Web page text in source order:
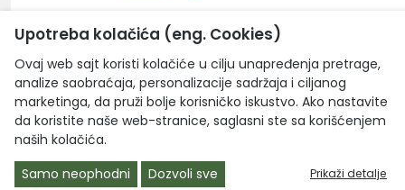
Upotreba kolačića (eng. Cookies)
Ovaj web sajt koristi kolačiće u cilju unapređenja pretrage,
analize saobraćaja, personalizacije sadržaja i ciljanog
marketinga, da pruži bolje korisničko iskustvo. Ako nastavite
da koristite naše web-stranice, saglasni ste sa korišćenjem
naših kolačića.
Samo neophodni
Dozvoli sve Prikaži detalje